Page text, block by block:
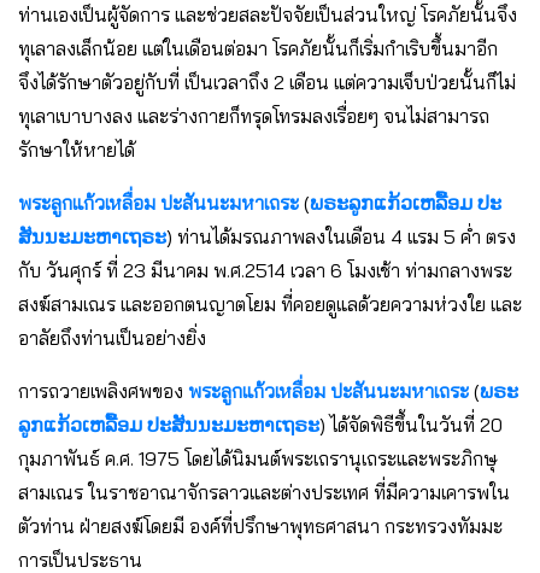
ท่านเองเป็นผู้จัดการ และช่วยสละปัจจัยเป็นส่วนใหญ่ โรคภัยนั้นจึง
ทุเลาลงเล็กน้อย แต่ในเดือนต่อมา โรคภัยนั้นก็เริ่มกำเริบขึ้นมาอีก
จึงได้รักษาตัวอยู่กับที่ เป็นเวลาถึง 2 เดือน แต่ความเจ็บป่วยนั้นก็ไม่
ทุเลาเบาบางลง และร่างกายก็ทรุดโทรมลงเรื่อยๆ จนไม่สามารถ
รักษาให้หายได้
พระลูกแก้วเหลื่อม ปะสันนะมหาเถระ (ພຣະລູກແກ້ວເຫລື້ອມ ປະ
ສັນນະມະຫາເຖຣະ) ท่านได้มรณภาพลงในเดือน 4 แรม 5 ค่ำ ตรง
กับ วันศุกร์ ที่ 23 มีนาคม พ.ศ.2514 เวลา 6 โมงเช้า ท่ามกลางพระ
สงฆ์สามเณร และออกตนญาตโยม ที่คอยดูแลด้วยความห่วงใย และ
อาลัยถึงท่านเป็นอย่างยิ่ง
การถวายเพลิงศพของ พระลูกแก้วเหลื่อม ปะสันนะมหาเถระ (ພຣະ
ລູກແກ້ວເຫລື້ອມ ປະສັນນະມະຫາເຖຣະ) ได้จัดพิธีขึ้นในวันที่ 20
กุมภาพันธ์ ค.ศ. 1975 โดยได้นิมนต์พระเถรานุเถระและพระภิกษุ
สามเณร ในราชอาณาจักรลาวและต่างประเทศ ที่มีความเคารพใน
ตัวท่าน ฝ่ายสงฆ์โดยมี องค์ที่ปรึกษาพุทธศาสนา กระทรวงทัมมะ
การเป็นประธาน